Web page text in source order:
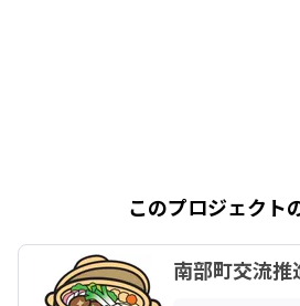
このプロジェクト
南部町交流推